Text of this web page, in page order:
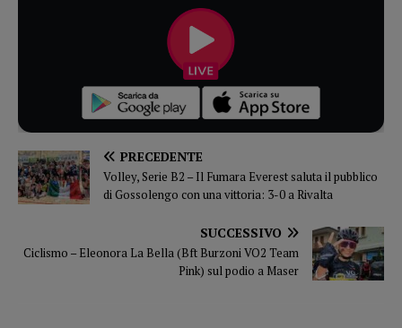
PRECEDENTE
Volley, Serie B2 – Il Fumara Everest saluta il pubblico
di Gossolengo con una vittoria: 3-0 a Rivalta
SUCCESSIVO
Ciclismo – Eleonora La Bella (Bft Burzoni VO2 Team
Pink) sul podio a Maser